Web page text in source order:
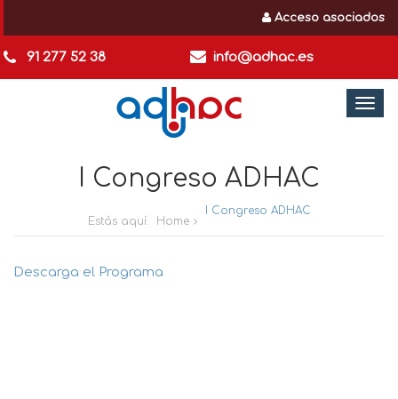
Acceso asociados
91 277 52 38 info@adhac.es
I Congreso ADHAC
Estás aquí: Home
I Congreso ADHAC
Descarga el Programa